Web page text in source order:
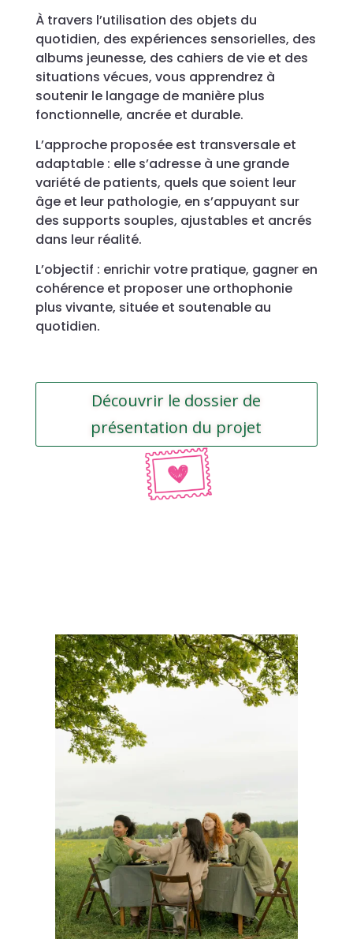
À travers l’utilisation des objets du
quotidien, des expériences sensorielles, des
albums jeunesse, des cahiers de vie et des
situations vécues, vous apprendrez à
soutenir le langage de manière plus
fonctionnelle, ancrée et durable.
L’approche proposée est transversale et
adaptable : elle s’adresse à une grande
variété de patients, quels que soient leur
âge et leur pathologie, en s’appuyant sur
des supports souples, ajustables et ancrés
dans leur réalité.
L’objectif : enrichir votre pratique, gagner en
cohérence et proposer une orthophonie
plus vivante, située et soutenable au
quotidien.
Découvrir le dossier de
présentation du projet